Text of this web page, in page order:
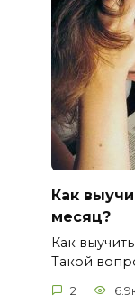
Как
месяц?
Как
Такой
2